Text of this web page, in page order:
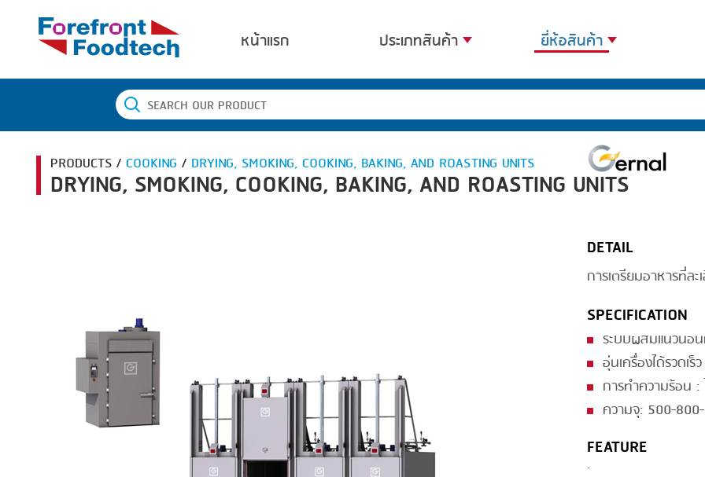
หน้าแรก ประเภทสินค้า
BANDING
BLANCHING
BOILING
CENTRIFUGING
GRILLING
HEAT SEALING
INJECTING
LOADER
ยี่ห้อสินค้า
BANDALL
CARSOE
CLIPTECHNIK
DORIT
PRODUCTS / COOKING / DRYING, SMOKING, COOKING, BAKING, AND ROASTING UNITS
DRYING, SMOKING, COOKING, BAKING, AND ROASTING UNITS
DETAIL
การเตรียมอาหารที่ล
SPECIFICATION
ระบบผสมแนวนอ
อุ่นเครื่องได้รวดเร็ว
การทำความร้อน
ความจุ: 500-
FEATURE
.